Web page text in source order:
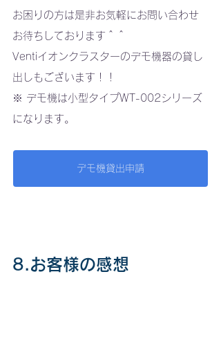
お困りの方は是非お気軽にお問い合わせ
お待ちしております＾＾
Ventiイオンクラスターのデモ機器の貸し
出しもございます！！
※ デモ機は小型タイプWT-002シリーズ
になります。
デモ機貸出申請
8.お客様の感想